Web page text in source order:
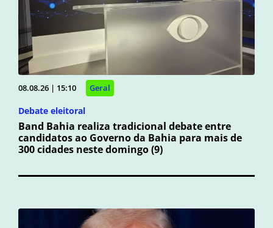
08.08.26 | 15:10 Geral
Debate eleitoral
Band Bahia realiza tradicional debate entre
candidatos ao Governo da Bahia para mais de
300 cidades neste domingo (9)